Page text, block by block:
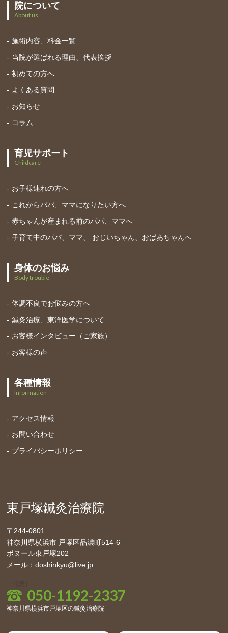
院について
About us
施術内容、料金一覧
当院が選ばれる理由、代表挨拶
初めての方へ
よくある質問
お知らせ
コラム
育児サポート
Childcare
お子様連れの方へ
これからパパ、ママになりたい方へ
赤ちゃんが産まれる前のパパ、ママへ
子育て中のパパ、ママ、 おじいちゃん、おばあちゃんへ
身体のお悩み
Body trouble
体調不良でお悩みの方へ
鍼灸治療、東洋医学について
お客様インタビュー（ご家族）
お客様の声
各種情報
Information
アクセス情報
お問い合わせ
プライバシーポリシー
東戸塚鍼灸治療院
〒244-0801
神奈川県横浜市 戸塚区品濃町514-6
ボヌール東戸塚202
メール：doshinkyu@live.jp
050-1192-2337
神奈川県横浜市戸塚区の鍼灸治療院